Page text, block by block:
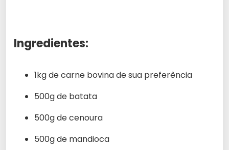
Ingredientes:
1kg de carne bovina de sua preferência
500g de batata
500g de cenoura
500g de mandioca